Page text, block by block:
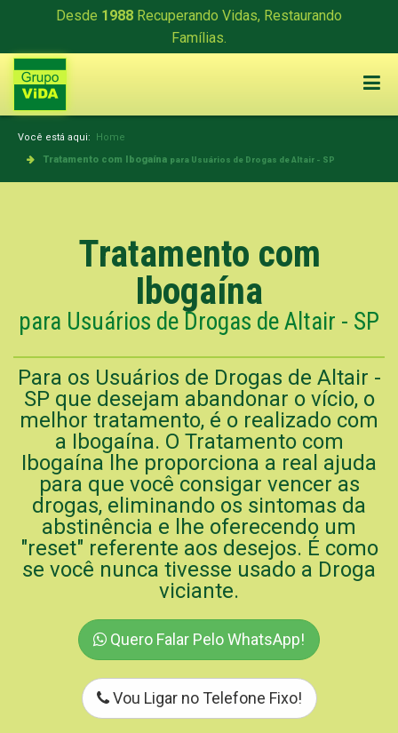
Desde 1988 Recuperando Vidas, Restaurando
Famílias.
Você está aqui: Home
Tratamento com Ibogaína para Usuários de Drogas de Altair - SP
Tratamento com
Ibogaína
para Usuários de Drogas de Altair - SP
Para os Usuários de Drogas de Altair -
SP que desejam abandonar o vício, o
melhor tratamento, é o realizado com
a Ibogaína. O Tratamento com
Ibogaína lhe proporciona a real ajuda
para que você consigar vencer as
drogas, eliminando os sintomas da
abstinência e lhe oferecendo um
"reset" referente aos desejos. É como
se você nunca tivesse usado a Droga
viciante.
Quero Falar Pelo WhatsApp!
Vou Ligar no Telefone Fixo!